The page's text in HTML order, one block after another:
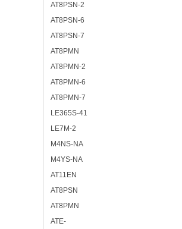
AT8PSN-2
AT8PSN-6
AT8PSN-7
AT8PMN
AT8PMN-2
AT8PMN-6
AT8PMN-7
LE365S-41
LE7M-2
M4NS-NA
M4YS-NA
AT11EN
AT8PSN
AT8PMN
ATE-